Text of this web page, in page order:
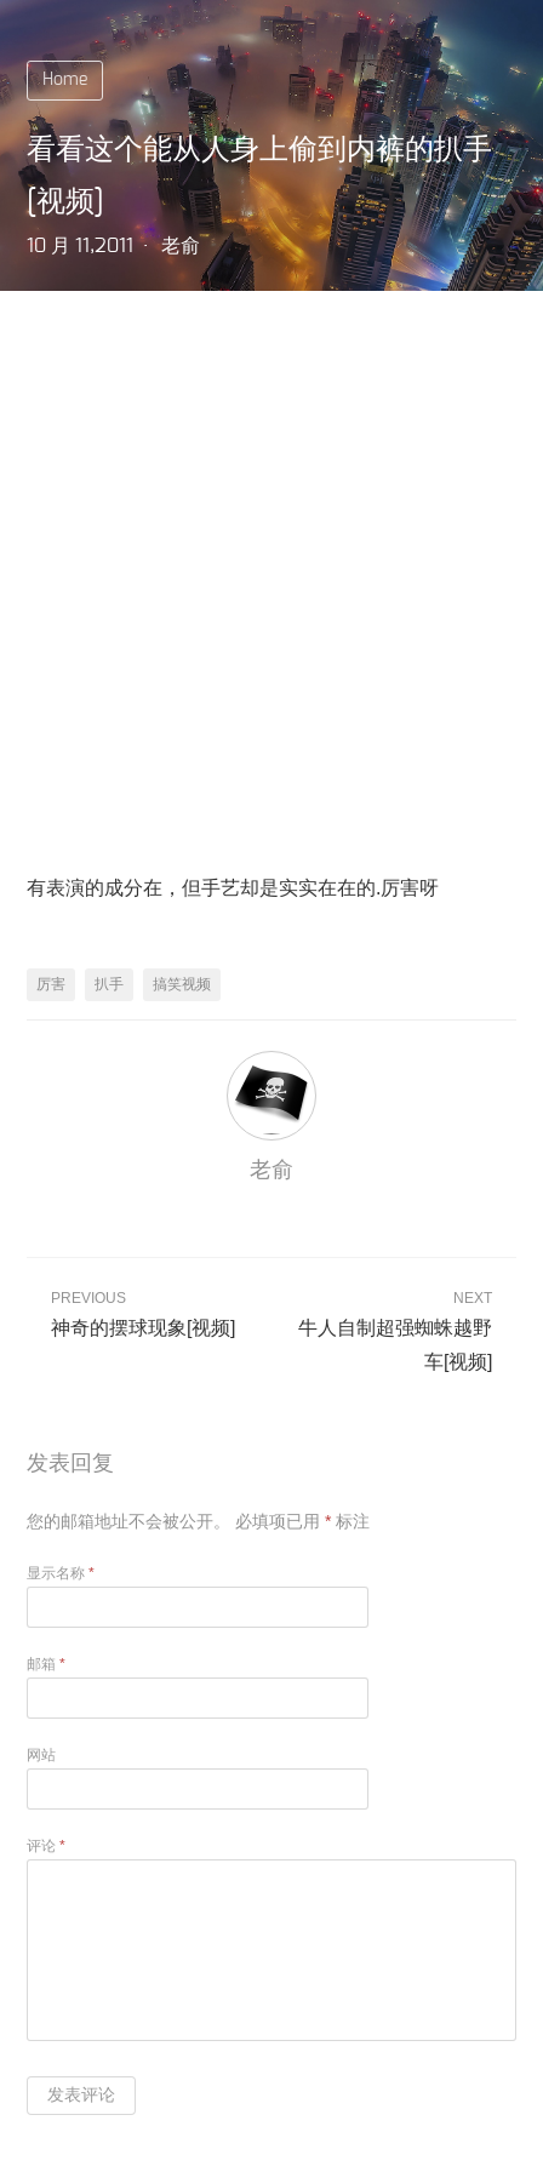
Home
看看这个能从人身上偷到内裤的扒手
[视频]
10 月 11,2011 老俞
有表演的成分在，但手艺却是实实在在的.厉害呀
厉害 扒手 搞笑视频
老俞
PREVIOUS
神奇的摆球现象[视频]
NEXT
牛人自制超强蜘蛛越野
车[视频]
发表回复
您的邮箱地址不会被公开。 必填项已用* 标注
显示名称*
邮箱*
网站
评论*